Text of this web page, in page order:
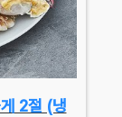
2절 (냉